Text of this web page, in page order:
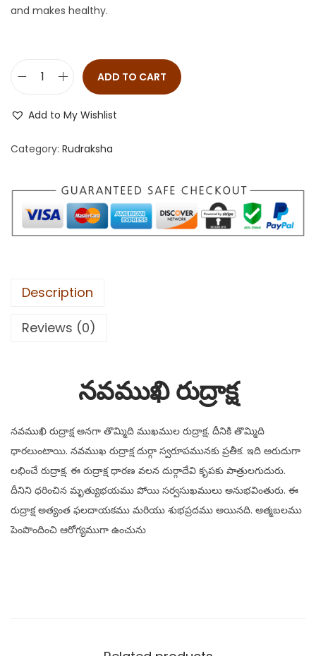
and makes healthy.
ADD TO CART
Add to My Wishlist
Category: Rudraksha
Description
Reviews (0)
నవముఖి రుద్రాక్ష
నవముఖి రుద్రాక్ష అనగా తొమ్మిది ముఖముల రుద్రాక్ష. దీనికి తొమ్మిది
ధారలుంటాయి. నవముఖ రుద్రాక్ష దుర్గా స్వరూపమునకు ప్రతీక. ఇది అరుదుగా
లభించే రుద్రాక్ష. ఈ రుద్రాక్ష ధారణ వలన దుర్గాదేవి కృపకు పాత్రులగుదురు.
దీనిని ధరించిన మృత్యుభయము పోయి సర్వసుఖములు అనుభవింతురు. ఈ
రుద్రాక్ష అత్యంత ఫలదాయకము మరియు శుభప్రదము అయినది. ఆత్మబలము
పెంపొందించి ఆరోగ్యముగా ఉంచును